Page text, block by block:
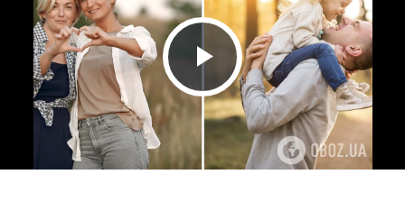
Play Video